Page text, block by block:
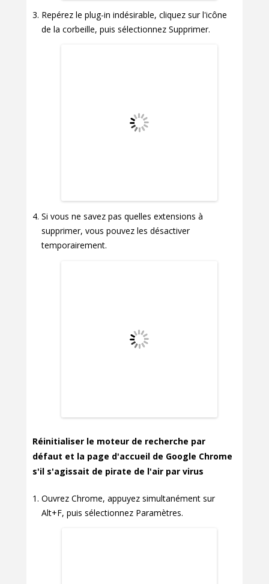
Repérez le plug-in indésirable, cliquez sur l'icône
de la corbeille, puis sélectionnez Supprimer.
Si vous ne savez pas quelles extensions à
supprimer, vous pouvez les désactiver
temporairement.
Réinitialiser le moteur de recherche par
défaut et la page d'accueil de Google Chrome
s'il s'agissait de pirate de l'air par virus
Ouvrez Chrome, appuyez simultanément sur
Alt+F, puis sélectionnez Paramètres.